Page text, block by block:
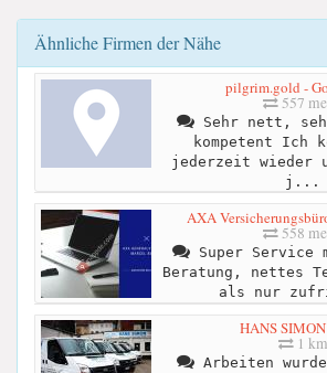
Ähnliche Firmen der Nähe
pilgrim.gold -
557
Sehr nett,
kompetent Ich
jederzeit wieder
j...
AXA
558
Super Service
Beratung, nettes
als nur
HANS
1 km
Arbeiten